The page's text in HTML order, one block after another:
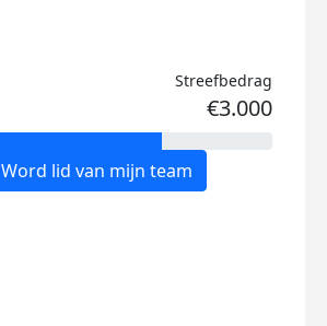
Streefbedrag
€3.000
Word lid van mijn team